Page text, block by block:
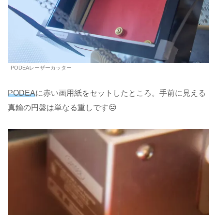
PODEAレーザーカッター
PODEAに赤い画用紙をセットしたところ。手前に見える
真鍮の円盤は単なる重しです😑